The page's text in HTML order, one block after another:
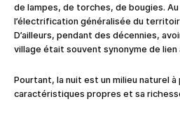
de lampes, de torches, de bougies. Au
l’électrification généralisée du
D’ailleurs, pendant des décennies,
village était souvent synonyme de lien
Pourtant, la nuit est un milieu naturel
caractéristiques propres et sa